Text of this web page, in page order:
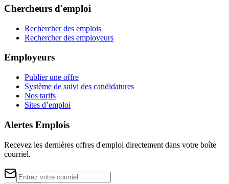
Chercheurs d'emploi
Rechercher des emplois
Rechercher des employeurs
Employeurs
Publier une offre
Système de suivi des candidatures
Nos tarifs
Sites d’emploi
Alertes Emplois
Recevez les dernières offres d'emploi directement dans votre boîte
courriel.